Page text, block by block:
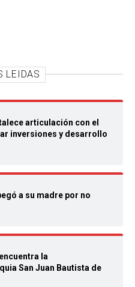
LEIDAS
articulación con el
inversiones y desarrollo
a su madre por no
la
San Juan Bautista de